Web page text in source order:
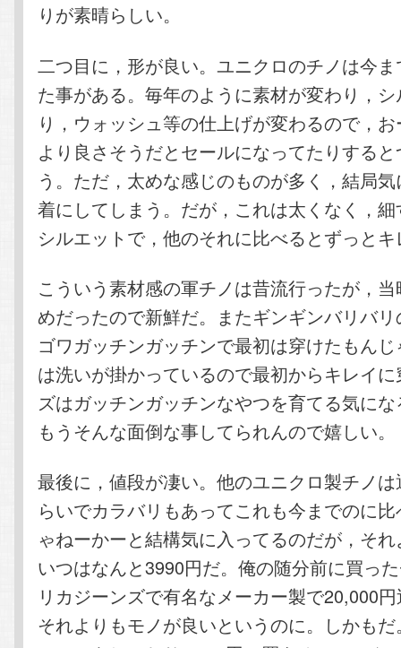
りが素晴らしい。
二つ目に，形が良い。ユニクロのチノは今
た事がある。毎年のように素材が変わり，
り，ウォッシュ等の仕上げが変わるので，
より良さそうだとセールになってたりする
う。ただ，太めな感じのものが多く，結局
着にしてしまう。だが，これは太くなく，
シルエットで，他のそれに比べるとずっと
こういう素材感の軍チノは昔流行ったが，
めだったので新鮮だ。またギンギンバリバ
ゴワガッチンガッチンで最初は穿けたもん
は洗いが掛かっているので最初からキレイ
ズはガッチンガッチンなやつを育てる気に
もうそんな面倒な事してられんので嬉しい。
最後に，値段が凄い。他のユニクロ製チノ
らいでカラバリもあってこれも今までのに
ゃねーかーと結構気に入ってるのだが，そ
いつはなんと3990円だ。俺の随分前に買っ
リカジーンズで有名なメーカー製で20,000
それよりもモノが良いというのに。しかも